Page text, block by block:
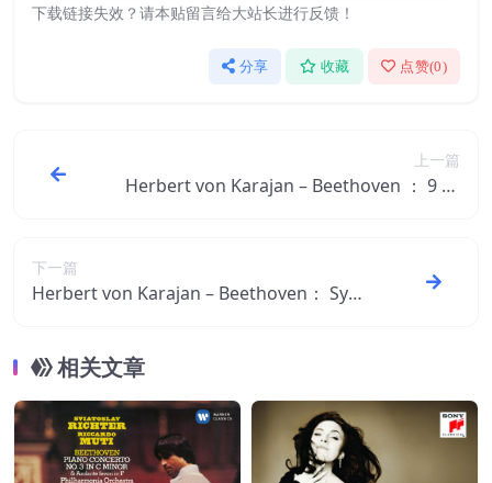
下载链接失效？请本贴留言给大站长进行反馈！
分享 收藏 点赞(0)
上一篇
Herbert von Karajan – Beethoven ： 9 Sy
下一篇
Herbert von Karajan – Beethoven： Sym
相关文章